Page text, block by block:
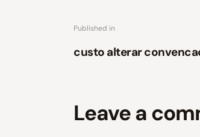
Published in
custo alterar
Leave a